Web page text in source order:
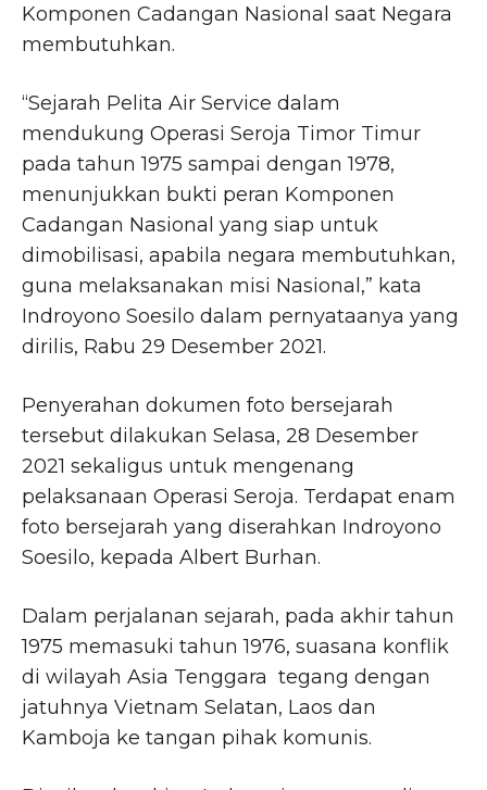
Komponen Cadangan Nasional saat Negara
membutuhkan.
“Sejarah Pelita Air Service dalam
mendukung Operasi Seroja Timor Timur
pada tahun 1975 sampai dengan 1978,
menunjukkan bukti peran Komponen
Cadangan Nasional yang siap untuk
dimobilisasi, apabila negara membutuhkan,
guna melaksanakan misi Nasional,” kata
Indroyono Soesilo dalam pernyataanya yang
dirilis, Rabu 29 Desember 2021.
Penyerahan dokumen foto bersejarah
tersebut dilakukan Selasa, 28 Desember
2021 sekaligus untuk mengenang
pelaksanaan Operasi Seroja. Terdapat enam
foto bersejarah yang diserahkan Indroyono
Soesilo, kepada Albert Burhan.
Dalam perjalanan sejarah, pada akhir tahun
1975 memasuki tahun 1976, suasana konflik
di wilayah Asia Tenggara tegang dengan
jatuhnya Vietnam Selatan, Laos dan
Kamboja ke tangan pihak komunis.